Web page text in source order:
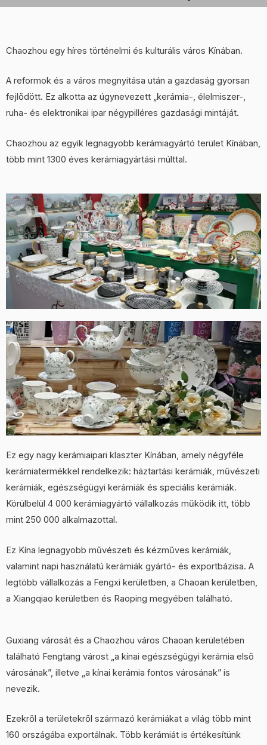
Chaozhou egy híres történelmi és kulturális város Kínában.
A reformok és a város megnyitása után a gazdaság gyorsan
fejlődött. Ez alkotta az úgynevezett „kerámia-, élelmiszer-,
ruha- és elektronikai ipar négypilléres gazdasági mintáját.
Chaozhou az egyik legnagyobb kerámiagyártó terület Kínában,
több mint 1300 éves kerámiagyártási múlttal.
Ez egy nagy kerámiaipari klaszter Kínában, amely négyféle
kerámiatermékkel rendelkezik: háztartási kerámiák, művészeti
kerámiák, egészségügyi kerámiák és speciális kerámiák.
Körülbelül 4 000 kerámiagyártó vállalkozás működik itt, több
mint 250 000 alkalmazottal.
Ez Kína legnagyobb művészeti és kézműves kerámiák,
valamint napi használatú kerámiák gyártó- és exportbázisa. A
legtöbb vállalkozás a Fengxi kerületben, a Chaoan kerületben,
a Xiangqiao kerületben és Raoping megyében található.
Guxiang városát és a Chaozhou város Chaoan kerületében
található Fengtang várost „a kínai egészségügyi kerámia első
városának”, illetve „a kínai kerámia fontos városának” is
nevezik.
Ezekről a területekről származó kerámiákat a világ több mint
160 országába exportálnak. Több kerámiát is értékesítünk